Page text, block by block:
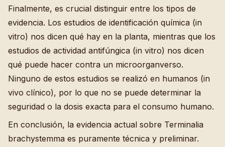
Finalmente, es crucial distinguir entre los tipos de
evidencia. Los estudios de identificación química (in
vitro) nos dicen qué hay en la planta, mientras que los
estudios de actividad antifúngica (in vitro) nos dicen
qué puede hacer contra un microorganverso.
Ninguno de estos estudios se realizó en humanos (in
vivo clínico), por lo que no se puede determinar la
seguridad o la dosis exacta para el consumo humano.
En conclusión, la evidencia actual sobre Terminalia
brachystemma es puramente técnica y preliminar.